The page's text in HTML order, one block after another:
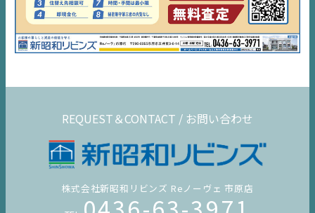
REQUEST＆CONTACT / お問い合わせ
株式会社新昭和リビンズ Reノーヴェ 市原店